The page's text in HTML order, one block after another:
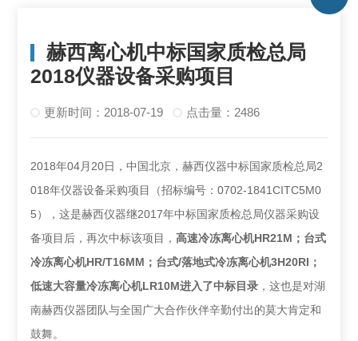
赫西离心机中标国家质检总局
2018仪器设备采购项目
更新时间：2018-07-19 点击量：2486
2018年04月20日，中国北京，赫西仪器中标国家质检总局2
018年仪器设备采购项目（招标编号：0702-1841CITC5M0
5），这是赫西仪器继2017年中标国家质检总局仪器采购设
备项目后，再次中标该项目，高速冷冻离心机HR21M； 台式
冷冻离心机HR/T16MM；台式/落地式冷冻离心机3H20RI ；
低速大容量冷冻离心机LR10M进入了中标目录 ，这也是对湖
南赫西仪器团队与全国广大合作伙伴辛勤付出的莫大肯定和
鼓舞。